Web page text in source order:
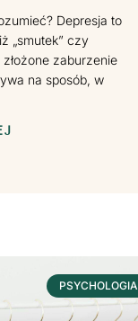
Depresja to
„smutek” czy
złożone zaburzenie
na sposób, w
PSYCHOLOGIA